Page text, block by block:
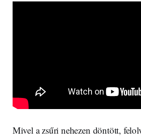
Mivel a zsűri nehezen döntött,